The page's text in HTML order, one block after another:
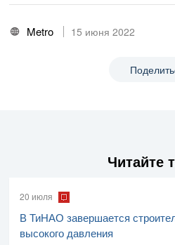
Metro 15 июня 2022
Читайте
20 июля
В ТиНАО завершается
высокого давления